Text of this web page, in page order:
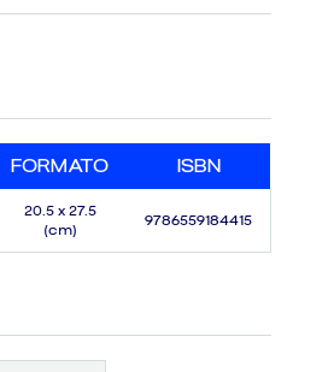
FORMATO ISBN
20.5 x 27.5
(cm)
9786559184415